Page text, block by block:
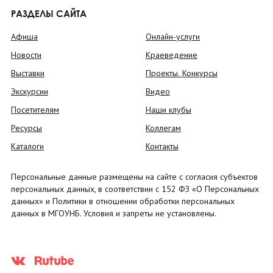
РАЗДЕЛЫ САЙТА
Афиша
Новости
Выставки
Экскурсии
Посетителям
Ресурсы
Каталоги
Онлайн-услуги
Краеведение
Проекты. Конкурсы
Видео
Наши клубы
Коллегам
Контакты
Персональные данные размещены на сайте с согласия субъектов
персональных данных, в соответствии с 152 ФЗ «О Персональных
данных» и Политики в отношении обработки персональных
данных в МГОУНБ. Условия и запреты не установлены.